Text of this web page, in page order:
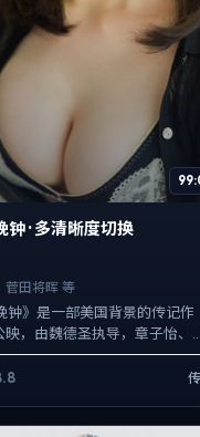
钟 · 多清晰度切换
菅田将晖 等
钟》是一部美国背景的传记作
，由魏德圣执导，章子怡、菅
主演。以冷峻镜头对准普通人
情线...